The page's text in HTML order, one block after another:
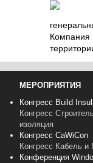
Компания
МЕРОПРИЯТИЯ
Конгресс Build
Конгресс
изоляция
Конгресс CaWiCon
Конгресс Кабель и
Конференция